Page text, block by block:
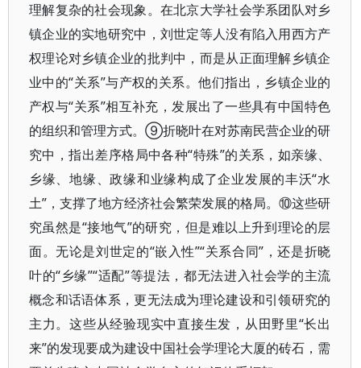
理解复杂的社会现象。在北京大学社会学系团队对乡
镇企业的实地研究中，刘世定等人没有陷入用西方产
权理论对乡镇企业的批判中，而是从正面理解乡镇企
业中的“关系”与产权的关系。他们指出，乡镇企业的
产权与“关系”相互补充，发展出了一些具有中国特色
的组织和管理方式。⑨折晓叶在对苏南民营企业的研
究中，指出差序格局中各种“特殊”的关系，如亲缘、
乡缘、地缘、政缘和业缘构成了企业发展的丰沃“水
土”，支撑了地方经济社会繁荣发展的格局。⑩这些研
究虽然是“接地气”的研究，但是难以上升到理论的层
面。无论是刘世定的“嵌入性”“关系合同”，还是折晓
叶的“乡缘”“适配”等提法，都无法进入社会学的主流
概念和话语体系，更无法成为理论建设和引领研究的
主力。这些从经验现实中直接生发，从田野里“长出
来”的发现要成为建设中国社会学理论大厦的砖石，需